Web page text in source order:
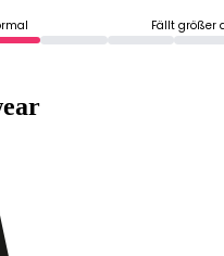
Fällt größer